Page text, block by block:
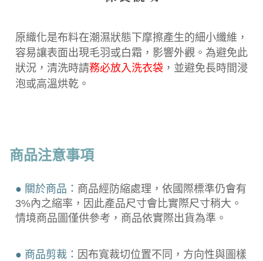
原織化是布料在潮濕狀態下摩擦產生的細小纖維，
容易讓表面出現毛羽或白霜，影響外觀。為避免此
狀況，清洗時請務必放入洗衣袋 ，並避免長時間浸
泡或高溫烘乾。
商品注意事項
● 關於商品： 商品經防縮處理，依國際標準仍會有
3%內之縮率，因此產品尺寸會比實際尺寸稍大。
情境商品圖僅供參考，商品依實際出貨為準。
● 商品剪裁： 因布寬裁切位置不同，方向性與圖樣